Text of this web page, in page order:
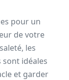
pour un
de votre
les
sont idéales
et garder